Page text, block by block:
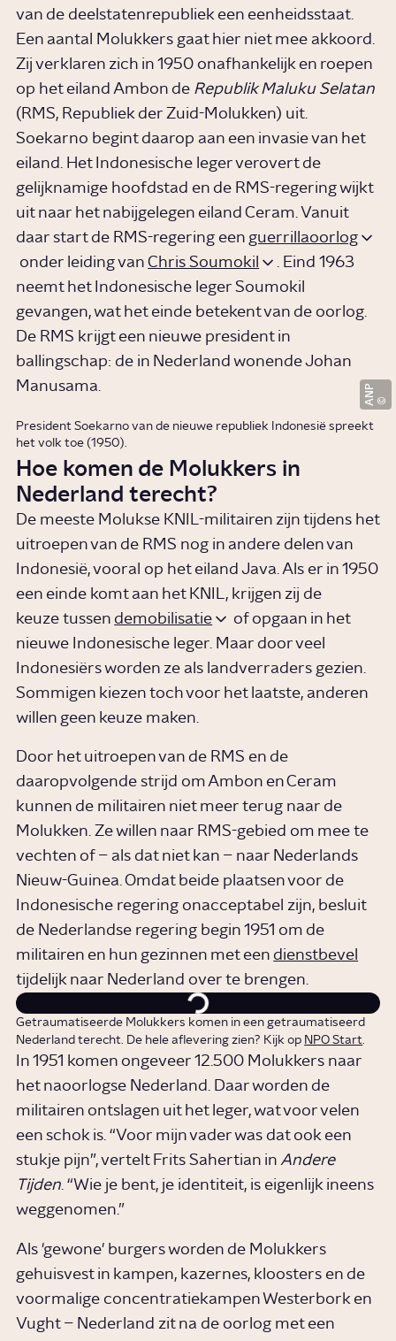
van de deelstatenrepubliek een eenheidsstaat.
Een aantal Molukkers gaat hier niet mee akkoord.
Zij verklaren zich in 1950 onafhankelijk en roepen
op het eiland Ambon de Republik Maluku Selatan
(RMS, Republiek der Zuid-Molukken) uit.
Soekarno begint daarop aan een invasie van het
eiland. Het Indonesische leger verovert de
gelijknamige hoofdstad en de RMS-regering wijkt
uit naar het nabijgelegen eiland Ceram. Vanuit
daar start de RMS-regering een guerrillaoorlog
onder leiding vanChris Soumokil
. Eind 1963
neemt het Indonesische leger Soumokil
gevangen, wat het einde betekent van de oorlog.
De RMS krijgt een nieuwe president in
ballingschap: de in Nederland wonende Johan
Manusama.
ANP
President Soekarno van de nieuwe republiek Indonesië spreekt
het volk toe (1950).
Hoe komen de Molukkers in
Nederland terecht?
De meeste Molukse KNIL-militairen zijn tijdens het
uitroepen van de RMS nog in andere delen van
Indonesië, vooral op het eiland Java. Als er in 1950
een einde komt aan het KNIL, krijgen zij de
keuze tussen demobilisatie
of opgaan in het
nieuwe Indonesische leger. Maar door veel
Indonesiërs worden ze als landverraders gezien.
Sommigen kiezen toch voor het laatste, anderen
willen geen keuze maken.
Door het uitroepen van de RMS en de
daaropvolgende strijd om Ambon en Ceram
kunnen de militairen niet meer terug naar de
Molukken. Ze willen naar RMS-gebied om mee te
vechten of – als dat niet kan – naar Nederlands
Nieuw-Guinea. Omdat beide plaatsen voor de
Indonesische regering onacceptabel zijn, besluit
de Nederlandse regering begin 1951 om de
militairen en hun gezinnen met een dienstbevel
tijdelijk naar Nederland over te brengen.
Getraumatiseerde Molukkers komen in een getraumatiseerd
Nederland terecht. De hele aflevering zien? Kijk op NPO Start.
In 1951 komen ongeveer 12.500 Molukkers naar
het naoorlogse Nederland. Daar worden de
militairen ontslagen uit het leger, wat voor velen
een schok is. “Voor mijn vader was dat ook een
stukje pijn”, vertelt Frits Sahertian inAndere
Tijden. “Wie je bent, je identiteit, is eigenlijk ineens
weggenomen.”
Als 'gewone' burgers worden de Molukkers
gehuisvest in kampen, kazernes, kloosters en de
voormalige concentratiekampen Westerbork en
Vught – Nederland zit na de oorlog met een